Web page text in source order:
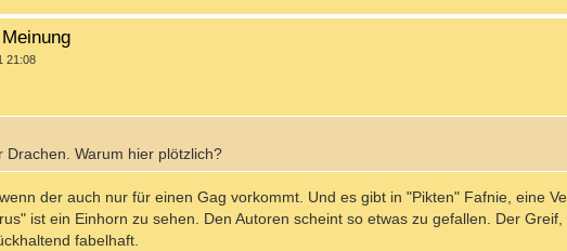
21:08
Drachen. Warum hier plötzlich?
der auch nur für einen Gag vorkommt. Und es gibt in "Pikten" Fafnie, eine
ist ein Einhorn zu sehen. Den Autoren scheint so etwas zu gefallen. Der
fabelhaft.